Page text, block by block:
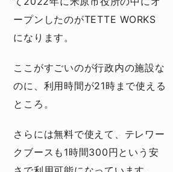
ープンしたのがTETTE WORKS
になります。
ここがすごいのが行政内の施設な
のに、利用時間が21時まで使える
ところ。
さらには無料で使えて、テレワー
クブースも1時間300円という安